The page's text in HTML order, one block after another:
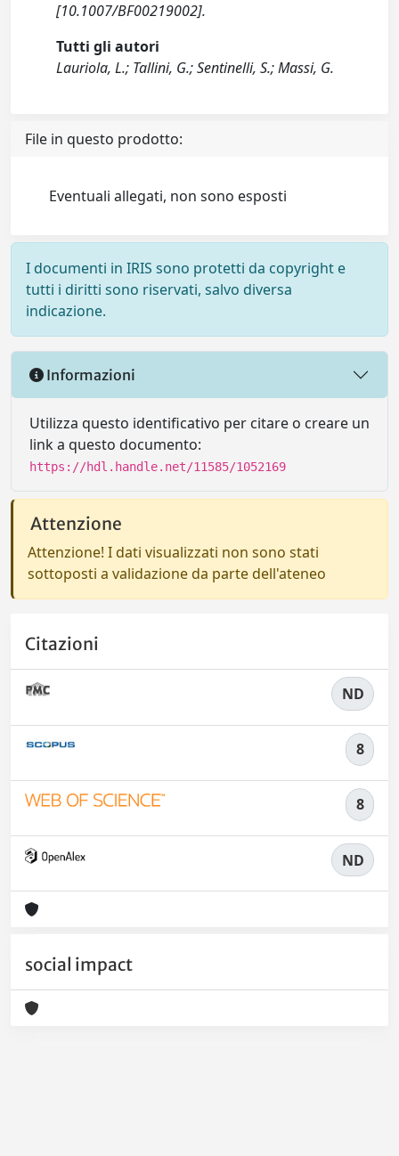
[10.1007/BF00219002].
Tutti gli autori
Lauriola, L.; Tallini, G.; Sentinelli, S.; Massi, G.
File in questo prodotto:
Eventuali allegati, non sono esposti
I documenti in IRIS sono protetti da copyright e
tutti i diritti sono riservati, salvo diversa
indicazione.
Informazioni
Utilizza questo identificativo per citare o creare un
link a questo documento:
https://hdl.handle.net/11585/1052169
Attenzione
Attenzione! I dati visualizzati non sono stati
sottoposti a validazione da parte dell'ateneo
Citazioni
ND
8
8
ND
social impact